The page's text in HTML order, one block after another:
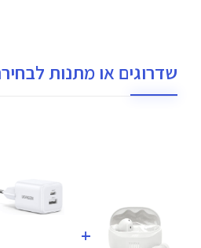
שדרוגים או מתנות
+